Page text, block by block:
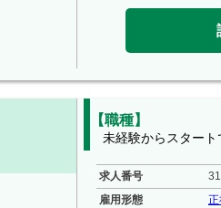
【職種】
未経験からスター
求人番号
雇用形態
正